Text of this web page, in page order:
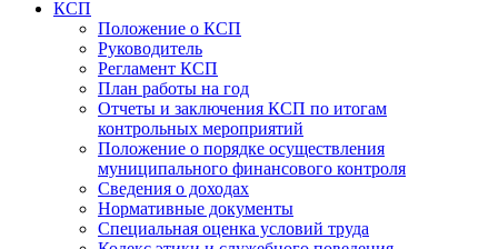
КСП
Положение о КСП
Руководитель
Регламент КСП
План работы на год
Отчеты и заключения КСП по итогам
контрольных мероприятий
Положение о порядке осуществления
муниципального финансового контроля
Сведения о доходах
Нормативные документы
Специальная оценка условий труда